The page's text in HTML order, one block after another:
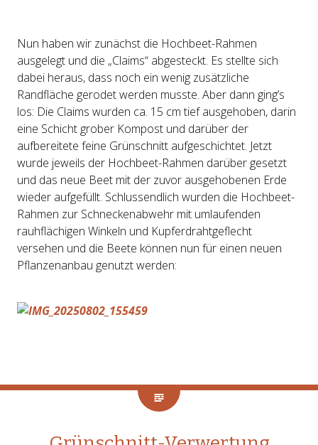
Nun haben wir zunächst die Hochbeet-Rahmen
ausgelegt und die „Claims“ abgesteckt. Es stellte sich
dabei heraus, dass noch ein wenig zusätzliche
Randfläche gerodet werden musste. Aber dann ging’s
los: Die Claims wurden ca. 15 cm tief ausgehoben, darin
eine Schicht grober Kompost und darüber der
aufbereitete feine Grünschnitt aufgeschichtet. Jetzt
wurde jeweils der Hochbeet-Rahmen darüber gesetzt
und das neue Beet mit der zuvor ausgehobenen Erde
wieder aufgefüllt. Schlussendlich wurden die Hochbeet-
Rahmen zur Schneckenabwehr mit umlaufenden
rauhflächigen Winkeln und Kupferdrahtgeflecht
versehen und die Beete können nun für einen neuen
Pflanzenanbau genutzt werden: